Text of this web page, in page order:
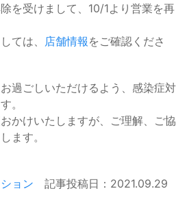
を受けまして、10/1より営業を再
ては、 店舗情報 をご確認くださ
過ごしいただけるよう、感染症対
。
かけいたしますが、ご理解、ご協
ます。
ョン 記事投稿日：2021.09.29